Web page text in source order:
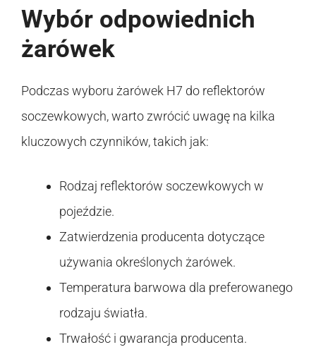
Wybór odpowiednich
żarówek
Podczas wyboru żarówek H7 do reflektorów
soczewkowych, warto zwrócić uwagę na kilka
kluczowych czynników, takich jak:
Rodzaj reflektorów soczewkowych w
pojeździe.
Zatwierdzenia producenta dotyczące
używania określonych żarówek.
Temperatura barwowa dla preferowanego
rodzaju światła.
Trwałość i gwarancja producenta.